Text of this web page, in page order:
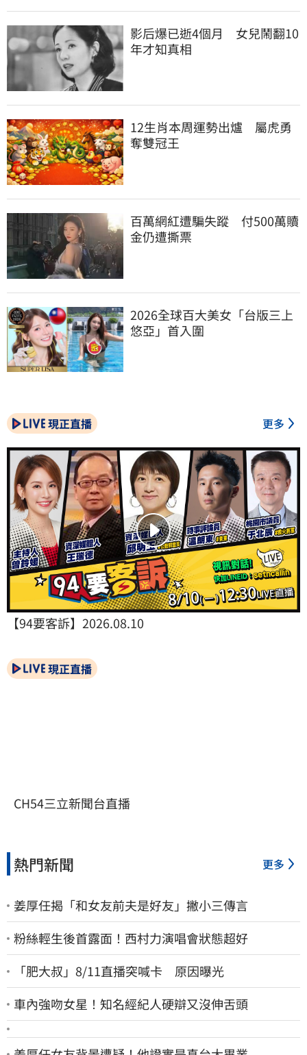
影后爆已逝4個月　女兒鬧翻10
年才知真相
12生肖本周運勢出爐　屬虎勇
奪雙冠王
百萬網紅遭騙失蹤　付500萬贖
金仍遭撕票
2026全球百大美女「台版三上
悠亞」首入圍
現正直播 更多
【94要客訴】2026.08.10
現正直播
CH54三立新聞台直播
熱門新聞 更多
姜厚任揭「和女友前夫是好友」撇小三傳言
粉絲輕生後首露面！西村力演唱會狀態超好
「肥大叔」8/11直播突喊卡 原因曝光
車內強吻女星！知名經紀人硬辯又沒伸舌頭